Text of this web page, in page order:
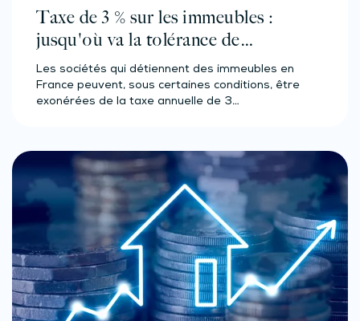
Taxe de 3 % sur les immeubles :
jusqu'où va la tolérance de
l'administration ?
Les sociétés qui détiennent des immeubles en
France peuvent, sous certaines conditions, être
exonérées de la taxe annuelle de 3…